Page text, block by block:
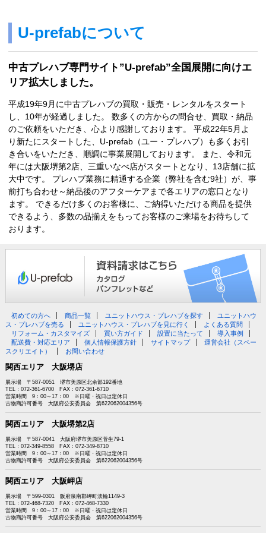
U-prefabについて
中古プレハブ専門サイト”U-prefab”全国展開に向けエ
リア拡大しました。
平成19年9月に中古プレハブの買取・販売・レンタルをスタート
し、10年が経過しました。 数多くの方からの問合せ、買取・納品
のご依頼をいただき、心より感謝しております。 平成22年5月よ
り新たにスタートした、U-prefab（ユー・プレハブ）も多くお引
き合いをいただき、順調に事業展開しております。 また、令和元
年には大阪堺第2店、三重いなべ店がスタートとなり、13店舗に拡
大中です。 プレハブ業務に精通する企業（弊社を含む9社）が、事
前打ち合わせ～納品後のアフターケアまで各エリアの窓口となり
ます。 できるだけ多くのお客様に、ご納得いただける商品を提供
できるよう、多数の品揃えをもってお客様のご来場をお待ちして
おります。
初めての方へ 商品一覧 ユニットハウス・プレハブを探す
ユニットハウ
ス・プレハブを売る
ユニットハウス・プレハブを見に行く
よくある質問
リフォーム・カスタマイズ
買い方ガイド 設置に当たって
導入事例
配送費・対応エリア
個人情報保護方針 サイトマップ
運営会社（スペー
スクリエイト）
お問い合わせ
関西エリア 大阪堺店
展示場 〒587-0051 堺市美原区北余部192番地
TEL：072-361-6700 FAX：072-361-6710
営業時間 9：00～17：00 ※日曜・祝日は定休日
古物商許可番号 大阪府公安委員会 第622062004356号
関西エリア 大阪堺第2店
展示場 〒587-0041 大阪府堺市美原区菅生79-1
TEL：072-349-8558 FAX：072-349-8710
営業時間 9：00～17：00 ※日曜・祝日は定休日
古物商許可番号 大阪府公安委員会 第622062004356号
関西エリア 大阪岬店
展示場 〒599-0301 阪府泉南郡岬町淡輪1149-3
TEL：072-468-7320 FAX：072-468-7330
営業時間 9：00～17：00 ※日曜・祝日は定休日
古物商許可番号 大阪府公安委員会 第622062004356号